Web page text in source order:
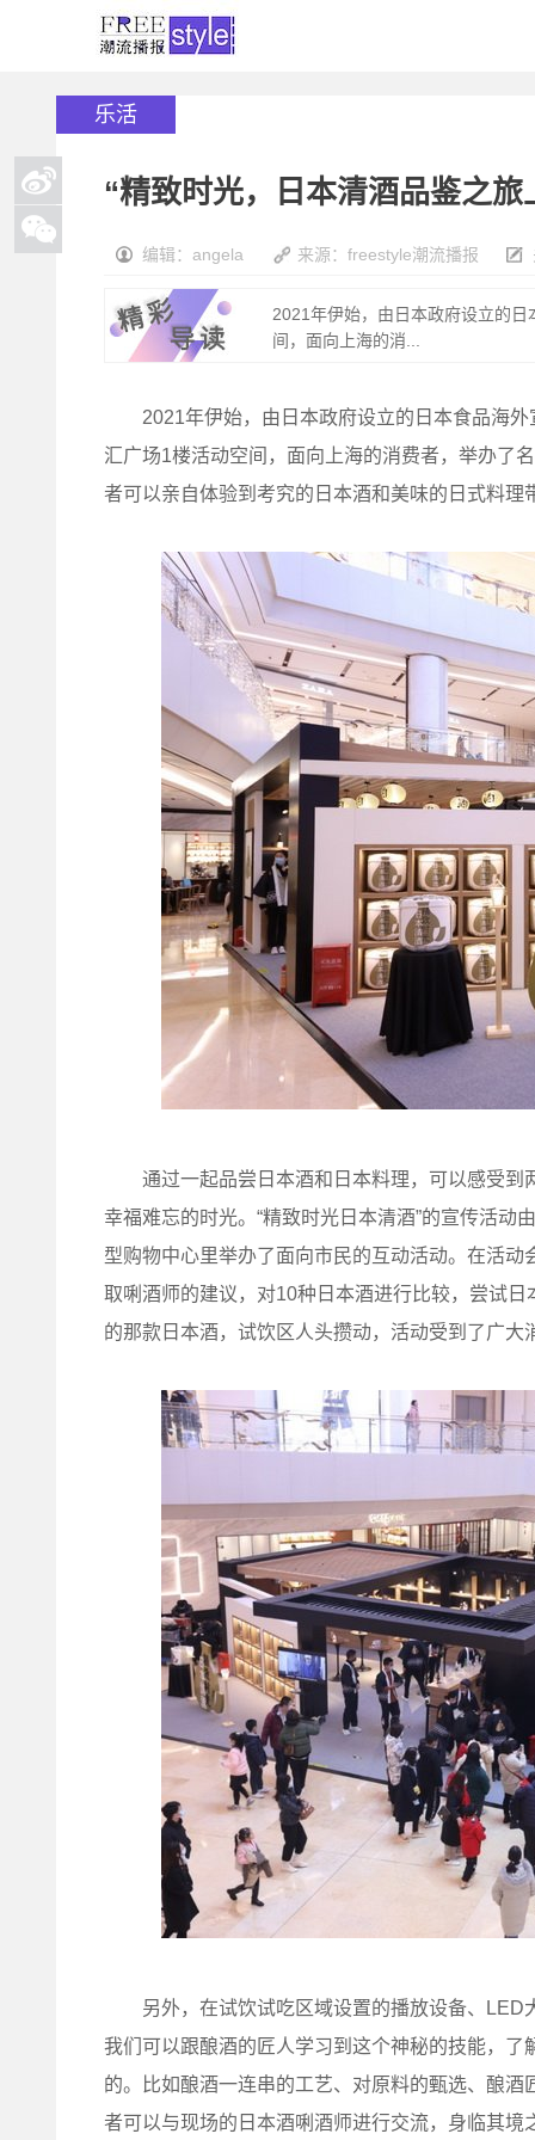
乐活
“精致时光，日本清酒品鉴之
编辑：angela 来源：freestyle潮流播报
2021年伊始，由日本政府设立的
间，面向上海的消...
2021年伊始，由日本政府设立的日本食品海外
汇广场1楼活动空间，面向上海的消费者，举办了
者可以亲自体验到考究的日本酒和美味的日式料理
通过一起品尝日本酒和日本料理，可以感受到
幸福难忘的时光。“精致时光日本清酒”的宣传活动
型购物中心里举办了面向市民的互动活动。在活
取唎酒师的建议，对10种日本酒进行比较，尝试
的那款日本酒，试饮区人头攒动，活动受到了广大
另外，在试饮试吃区域设置的播放设备、LED
我们可以跟酿酒的匠人学习到这个神秘的技能，
的。比如酿酒一连串的工艺、对原料的甄选、酿
者可以与现场的日本酒唎酒师进行交流，身临其